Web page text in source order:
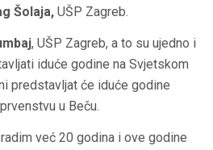
Šolaja, UŠP Zagreb.
, UŠP Zagreb, a to su ujedno i
iduće godine na Svjetskom
predstavljat će iduće godine
u Beču.
već 20 godina i ove godine